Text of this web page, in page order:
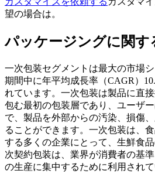
望の場合は。
パッケージングに関す
一次包装セグメントは最大の市場
期間中に年平均成長率（CAGR）
れています。一次包装は製品に直
包む最初の包装層であり、ユーザ
で、製品を外部からの汚染、損傷
ることができます。一次包装は、
する多くの企業にとって、生鮮食
次契約包装は、業界が消費者の基
の生産に集中するために利用されて